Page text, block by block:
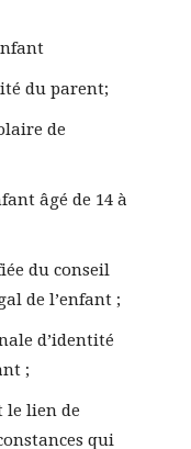
du parent;
de
âgé de 14 à
du conseil
de l’enfant ;
d’identité
;
lien de
qui